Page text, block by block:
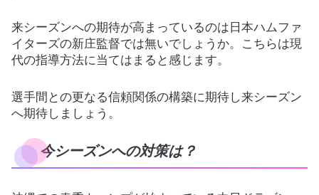
来シーズンへの期待が高まっているのは日本ハムファ
イターズの新庄監督では無いでしょうか。こちらは現
代の指導方法に当てはまると感じます。
選手間との更なる信頼関係の構築に期待し来シーズン
へ期待しましょう。
今シーズンへの対策は？